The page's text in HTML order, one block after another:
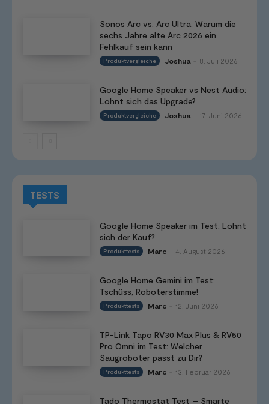
Sonos Arc vs. Arc Ultra: Warum die
sechs Jahre alte Arc 2026 ein
Fehlkauf sein kann
Produktvergleiche Joshua 8. Juli 2026
Google Home Speaker vs Nest Audio:
Lohnt sich das Upgrade?
Produktvergleiche Joshua 17. Juni 2026
TESTS
Google Home Speaker im Test: Lohnt
sich der Kauf?
Produkttests Marc 4. August 2026
Google Home Gemini im Test:
Tschüss, Roboterstimme!
Produkttests Marc 12. Juni 2026
TP-Link Tapo RV30 Max Plus & RV50
Pro Omni im Test: Welcher
Saugroboter passt zu Dir?
Produkttests Marc 13. Februar 2026
Tado Thermostat Test – Smarte